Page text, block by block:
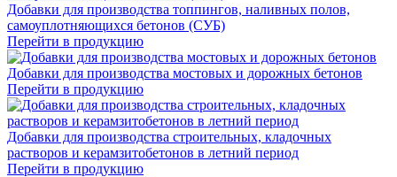
Добавки для производства топпингов, наливных полов,
самоуплотняющихся бетонов (СУБ)
Перейти в продукцию
Добавки для производства мостовых и дорожных бетонов
Перейти в продукцию
Добавки для производства строительных, кладочных
растворов и керамзитобетонов в летний период
Перейти в продукцию